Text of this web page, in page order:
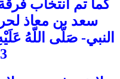
كما تم انتخاب
سعد بن معاذ
النبي- صَلّى اللّهُ